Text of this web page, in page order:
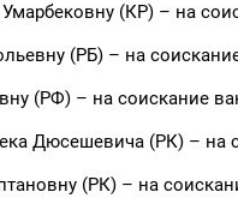
(КР) – на
(РБ) – на
(РФ) – на соискание
Дюсешевича (РК) – на
(РК) – на